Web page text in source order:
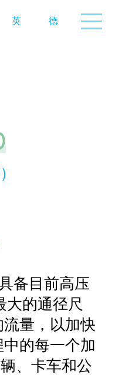
英 德
备目前高压
大的通径尺
量，以加快
的每一个加
、卡车和公